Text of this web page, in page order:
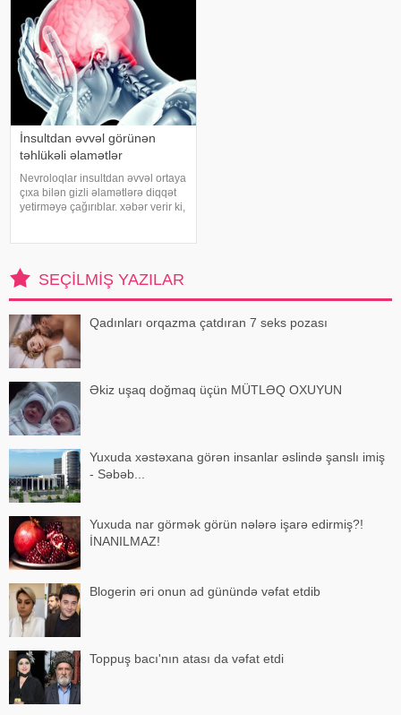
hərəkətindən gələn siqnallar
arasındakı uyğunsuzluqda
İnsultdan əvvəl görünən
təhlükəli əlamətlər
Nevroloqlar insultdan əvvəl ortaya
çıxa bilən gizli əlamətlərə diqqət
yetirməyə çağırıblar. xəbər verir ki,
SEÇILMIŞ YAZILAR
Qadınları orqazma çatdıran 7 seks pozası
Əkiz uşaq doğmaq üçün MÜTLƏQ OXUYUN
Yuxuda xəstəxana görən insanlar əslində şanslı imiş
- Səbəb...
Yuxuda nar görmək görün nələrə işarə edirmiş?!
İNANILMAZ!
Blogerin əri onun ad günündə vəfat etdib
Toppuş bacı'nın atası da vəfat etdi